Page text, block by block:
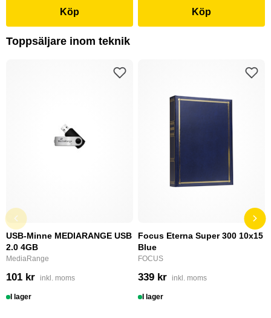
Köp Köp
Toppsäljare inom teknik
USB-Minne MEDIARANGE USB
2.0 4GB
MediaRange
101 kr inkl. moms
I lager
Focus Eterna Super 300 10x15
Blue
FOCUS
339 kr inkl. moms
I lager